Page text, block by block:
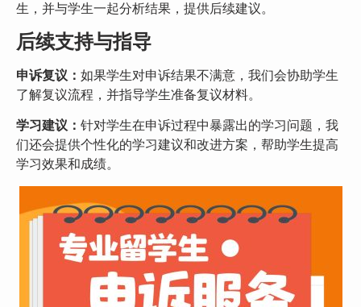
生，并与学生一起分析结果，提供后续建议。
后续支持与指导
申诉复议： 如果学生对申诉结果不满意，我们会协助学生
了解复议流程，并指导学生准备复议材料。
学习建议： 针对学生在申诉过程中暴露出的学习问题，我
们还会提供个性化的学习建议和改进方案，帮助学生提高
学习效果和成绩。